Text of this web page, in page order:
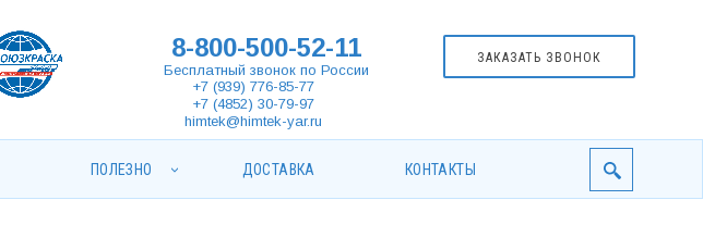
8-800-500-52-11
Бесплатный звонок по России
+7 (939) 776-85-77
+7 (4852) 30-79-97
himtek@himtek-yar.ru
ЗАКАЗАТЬ ЗВОНОК
ПОЛЕЗНО ДОСТАВКА КОНТАКТЫ